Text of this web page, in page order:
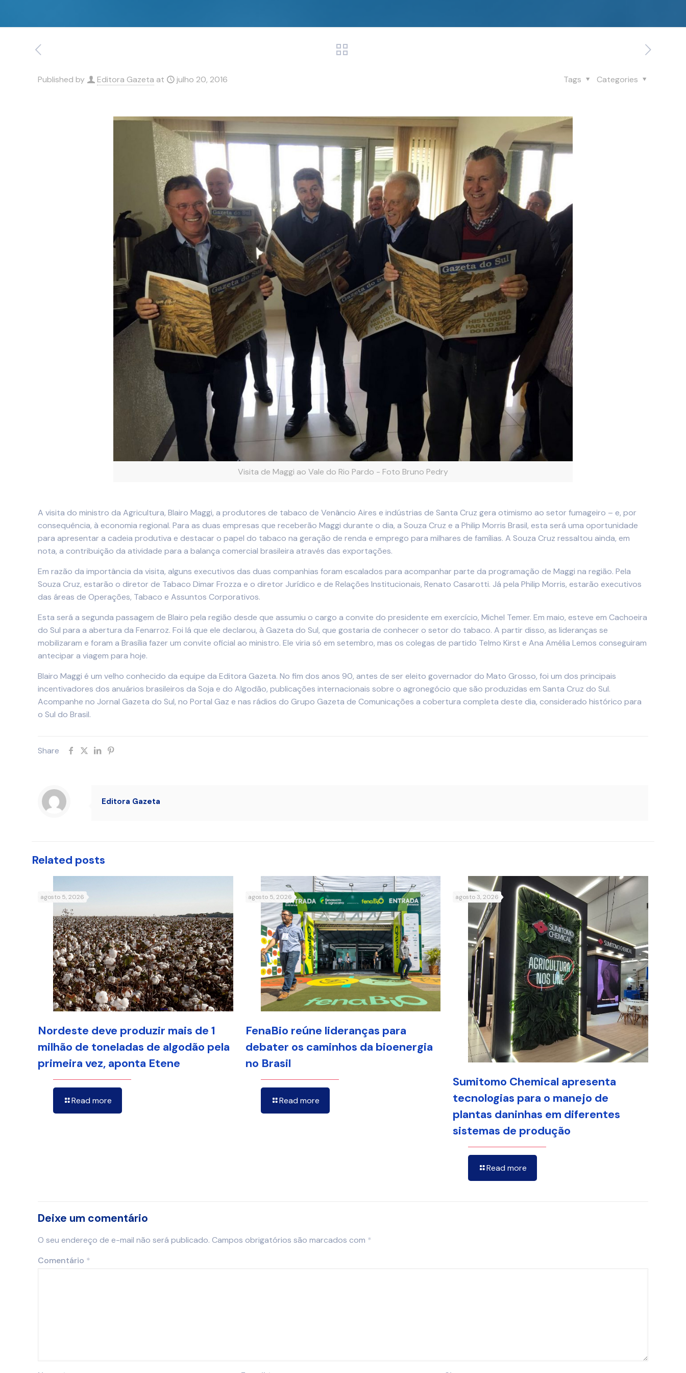
Published by Editora Gazeta at julho 20, 2016 Categories
Tags
Visita de Maggi ao Vale do Rio Pardo - Foto Bruno Pedry
A visita do ministro da Agricultura, Blairo Maggi, a produtores de tabaco de Venâncio Aires e indústrias de Santa Cruz gera otimismo ao setor fumageiro – e, por
consequência, à economia regional. Para as duas empresas que receberão Maggi durante o dia, a Souza Cruz e a Philip Morris Brasil, esta será uma oportunidade
para apresentar a cadeia produtiva e destacar o papel do tabaco na geração de renda e emprego para milhares de famílias. A Souza Cruz ressaltou ainda, em
nota, a contribuição da atividade para a balança comercial brasileira através das exportações.
Em razão da importância da visita, alguns executivos das duas companhias foram escalados para acompanhar parte da programação de Maggi na região. Pela
Souza Cruz, estarão o diretor de Tabaco Dimar Frozza e o diretor Jurídico e de Relações Institucionais, Renato Casarotti. Já pela Philip Morris, estarão executivos
das áreas de Operações, Tabaco e Assuntos Corporativos.
Esta será a segunda passagem de Blairo pela região desde que assumiu o cargo a convite do presidente em exercício, Michel Temer. Em maio, esteve em Cachoeira
do Sul para a abertura da Fenarroz. Foi lá que ele declarou, à Gazeta do Sul, que gostaria de conhecer o setor do tabaco. A partir disso, as lideranças se
mobilizaram e foram a Brasília fazer um convite oficial ao ministro. Ele viria só em setembro, mas os colegas de partido Telmo Kirst e Ana Amélia Lemos conseguiram
antecipar a viagem para hoje.
Blairo Maggi é um velho conhecido da equipe da Editora Gazeta. No fim dos anos 90, antes de ser eleito governador do Mato Grosso, foi um dos principais
incentivadores dos anuários brasileiros da Soja e do Algodão, publicações internacionais sobre o agronegócio que são produzidas em Santa Cruz do Sul.
Acompanhe no Jornal Gazeta do Sul, no Portal Gaz e nas rádios do Grupo Gazeta de Comunicações a cobertura completa deste dia, considerado histórico para
o Sul do Brasil.
Share
Editora Gazeta
Related posts
agosto 5, 2026
Nordeste deve produzir mais de 1
milhão de toneladas de algodão pela
primeira vez, aponta Etene
Read more
agosto 5, 2026
FenaBio reúne lideranças para
debater os caminhos da bioenergia
no Brasil
Read more
agosto 3, 2026
Sumitomo Chemical apresenta
tecnologias para o manejo de
plantas daninhas em diferentes
sistemas de produção
Read more
Deixe um comentário
O seu endereço de e-mail não será publicado. Campos obrigatórios são marcados com *
Comentário *